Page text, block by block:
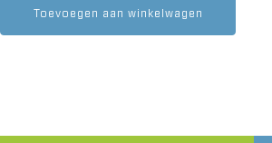
Toevoegen aan winkelwagen